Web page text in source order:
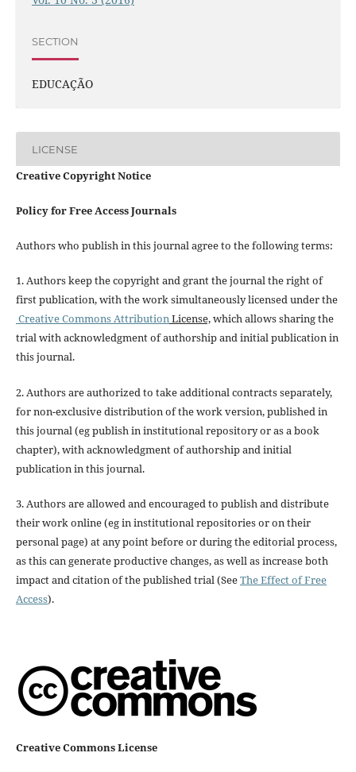
SECTION
EDUCAÇÃO
LICENSE
Creative Copyright Notice
Policy for Free Access Journals
Authors who publish in this journal agree to the following terms:
1. Authors keep the copyright and grant the journal the right of
first publication, with the work simultaneously licensed under the
Creative Commons AttributionLicense,which allows sharing the
trial with acknowledgment of authorship and initial publication in
this journal.
2. Authors are authorized to take additional contracts separately,
for non-exclusive distribution of the work version, published in
this journal (eg publish in institutional repository or as a book
chapter), with acknowledgment of authorship and initial
publication in this journal.
3. Authors are allowed and encouraged to publish and distribute
their work online (eg in institutional repositories or on their
personal page) at any point before or during the editorial process,
as this can generate productive changes, as well as increase both
impact and citation of the published trial (SeeThe Effect of Free
Access).
Creative Commons License